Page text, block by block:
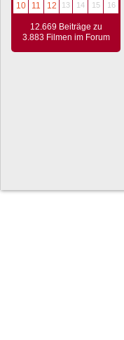
10
11 12 13 14 15 16
12.669 Beiträge zu
3.883 Filmen im Forum